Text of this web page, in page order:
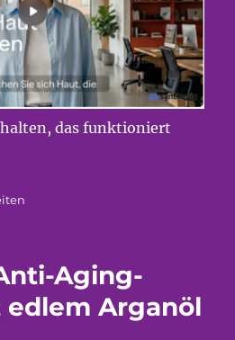
das funktioniert
Aging-
Arganöl